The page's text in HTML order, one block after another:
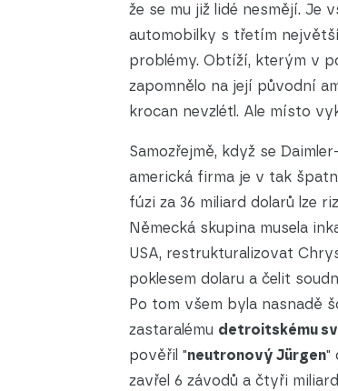
že se mu již lidé nesmějí. Je
automobilky s třetím
problémy. Obtíží, kterým v
zapomnělo na její původní
krocan nevzlétl. Ale místo
Samozřejmě, když se
americká firma je v tak
fúzi za 36 miliard dolarů lze
Německá skupina musela
USA, restrukturalizovat
poklesem dolaru a čelit
Po tom všem byla nasnadě
zastaralému detroitskému
pověřil "neutronový Jürgen"
zavřel 6 závodů a čtyři